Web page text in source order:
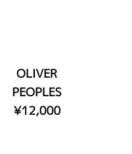
OLIVER
PEOPLES
¥12,000